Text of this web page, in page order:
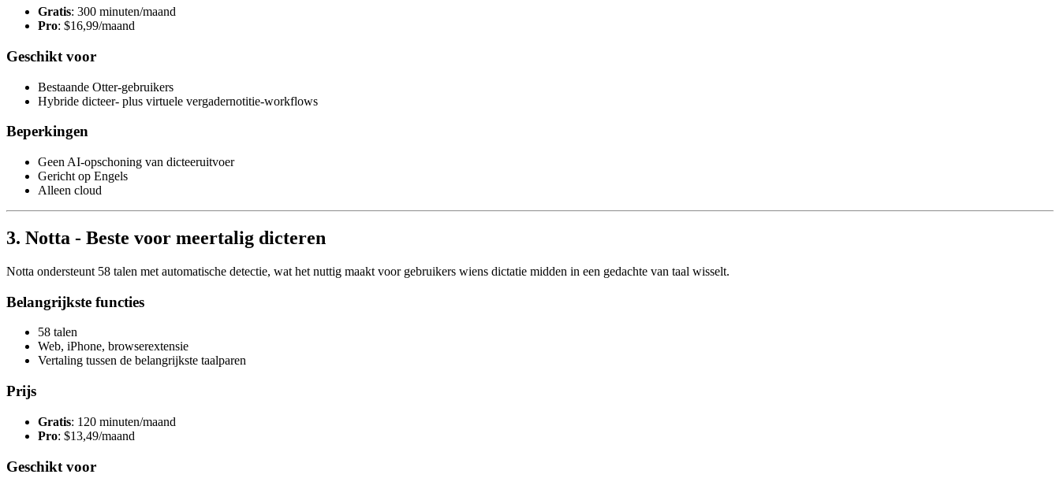
Gratis: 300 minuten/maand
Pro: $16,99/maand
Geschikt voor
Bestaande Otter-gebruikers
Hybride dicteer- plus virtuele vergadernotitie-workflows
Beperkingen
Geen AI-opschoning van dicteeruitvoer
Gericht op Engels
Alleen cloud
3. Notta - Beste voor meertalig dicteren
Notta ondersteunt 58 talen met automatische detectie, wat het nuttig maakt voor gebruikers wiens dictatie midden in een gedachte van taal wisselt.
Belangrijkste functies
58 talen
Web, iPhone, browserextensie
Vertaling tussen de belangrijkste taalparen
Prijs
Gratis: 120 minuten/maand
Pro: $13,49/maand
Geschikt voor